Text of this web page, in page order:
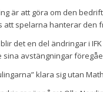
är att göra om den
att spelarna hanterar den
det en del ändringar i
avstängningar
klara sig utan